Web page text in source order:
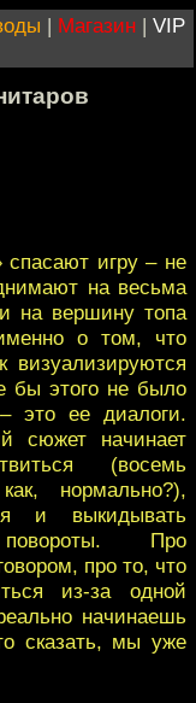
| Магазин | VIP
спасают игру – не
на весьма
на вершину топа
о том, что
визуализируются
бы этого не было
это ее диалоги.
сюжет начинает
(восемь
нормально?),
и выкидывать
Про
про то, что
из-за одной
начинаешь
сказать, мы уже